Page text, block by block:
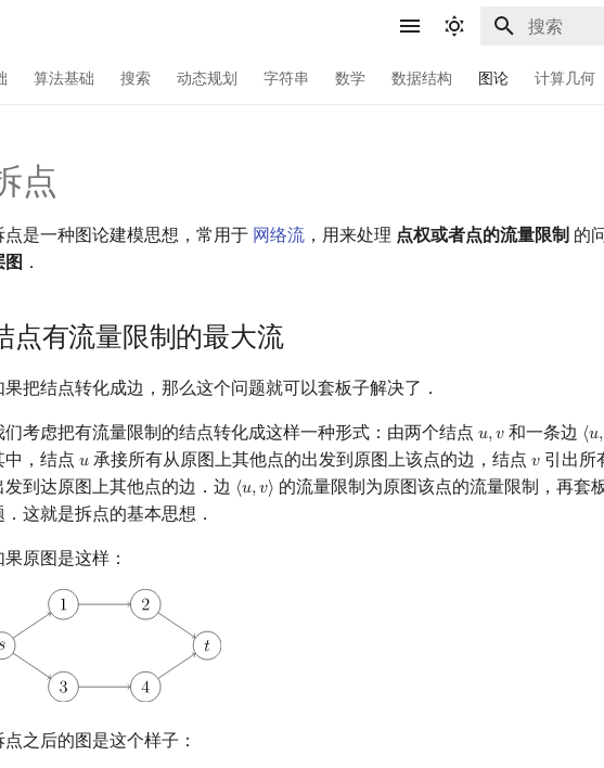
算法基础 搜索 动态规划 字符串 数学 数据结构 图论 计算几何
点
点是一种图论建模思想，常用于 网络流 ，用来处理 点权或者点的流量限制 的
图 ．
点有流量限制的最大流
果把结点转化成边，那么这个问题就可以套板子解决了．
们考虑把有流量限制的结点转化成这样一种形式：由两个结点 𝑢,𝑣
u,v 和一条边 ⟨𝑢,
⟨u,
中，结点 𝑢
u 承接所有从原图上其他点的出发到原图上该点的边，结点𝑣
v引出所
发到达原图上其他点的边．边 ⟨𝑢,𝑣⟩
⟨u,v⟩ 的流量限制为原图该点的流量限制，再套
．这就是拆点的基本思想．
果原图是这样：
点之后的图是这个样子：